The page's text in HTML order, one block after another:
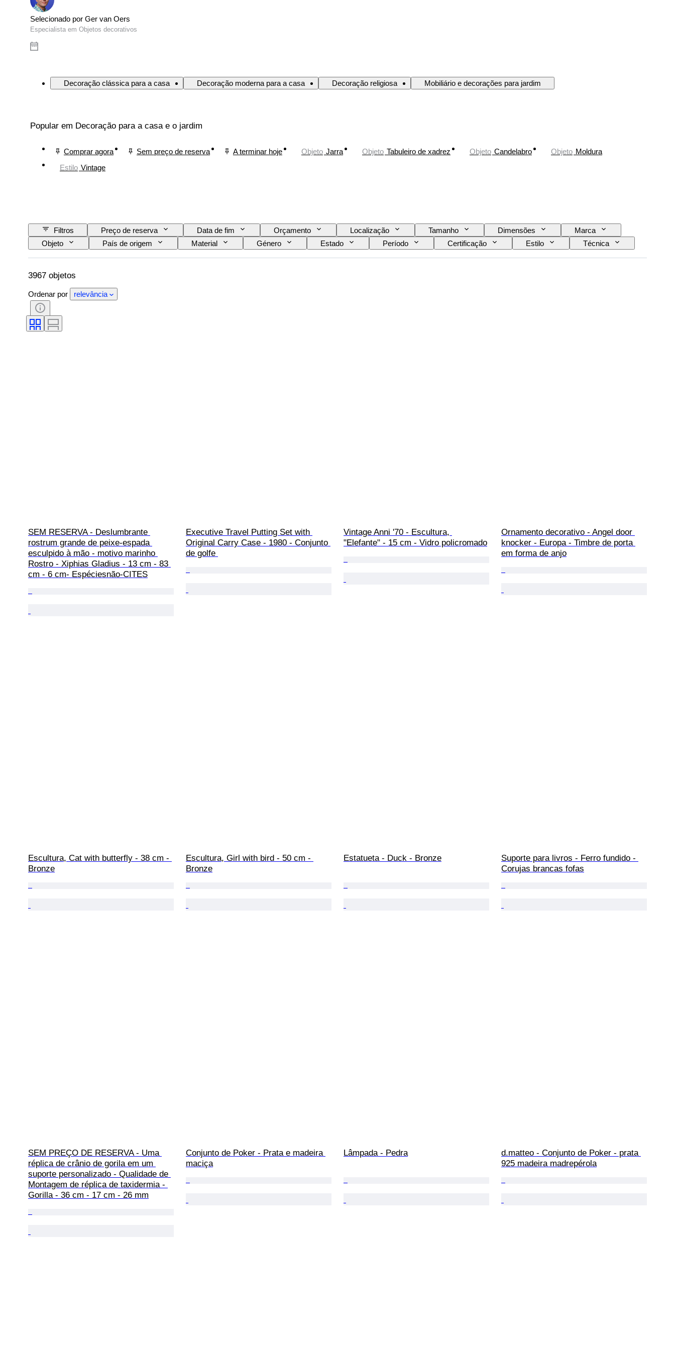
Selecionado por Ger van Oers
Especialista em Objetos decorativos
Decoração clássica para a casa Decoração moderna para a casa Decoração religiosa Mobiliário e decorações para jardim
Popular em Decoração para a casa e o jardim
Comprar agora Sem preço de reserva A terminar hoje Objeto Jarra Objeto Tabuleiro de xadrez Objeto Candelabro Objeto Moldura
Estilo Vintage
Filtros Preço de reserva Data de fim Orçamento Localização Tamanho Dimensões
Marca
Objeto
País de origem Material Género Estado Período Certificação Estilo
Técnica
Assinatura
Cor Movimento do relógio Original/Réplica Era Estilo de crescimento
Vendido por
3967 objetos
Ordenar por relevância
SEM RESERVA - Deslumbrante
rostrum grande de peixe-espada
esculpido à mão - motivo marinho
Rostro - Xiphias Gladius - 13 cm - 83
cm - 6 cm- Espéciesnão-CITES
Executive Travel Putting Set with
Original Carry Case - 1980 - Conjunto
de golfe
Vintage Anni '70 - Escultura,
"Elefante" - 15 cm - Vidro policromado
Ornamento decorativo - Angel door
knocker - Europa - Timbre de porta
em forma de anjo
Escultura, Cat with butterfly - 38 cm -
Bronze
Escultura, Girl with bird - 50 cm -
Bronze
Estatueta - Duck - Bronze
Suporte para livros - Ferro fundido -
Corujas brancas fofas
SEM PREÇO DE RESERVA - Uma
réplica de crânio de gorila em um
suporte personalizado - Qualidade de
Montagem de réplica de taxidermia -
Gorilla - 36 cm - 17 cm - 26 mm
Conjunto de Poker - Prata e madeira
maciça
Lâmpada - Pedra
d.matteo - Conjunto de Poker - prata
925 madeira madrepérola